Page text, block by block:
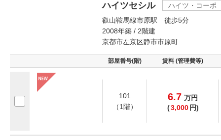
ハイツセシル
ハイツ・コーポ
叡山鞍馬線市原駅 徒歩5分
2008年築 / 2階建
京都市左京区静市市原町
部屋番号(階) 賃料 (管理費等)
101
（1階）
6.7 万円
(3,000 円)